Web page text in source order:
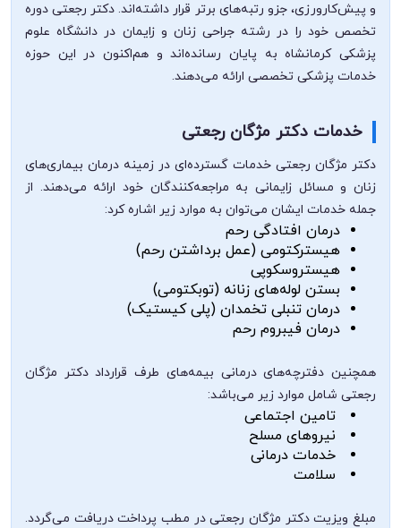
و پیش‌کارورزی، جزو رتبه‌های برتر قرار داشته‌اند. دکتر رجعتی دوره
تخصص خود را در رشته جراحی زنان و زایمان در دانشگاه علوم
پزشکی کرمانشاه به پایان رسانده‌اند و هم‌اکنون در این حوزه
خدمات پزشکی تخصصی ارائه می‌دهند.
خدمات دکتر مژگان رجعتی
دکتر مژگان رجعتی خدمات گسترده‌ای در زمینه درمان بیماری‌های
زنان و مسائل زایمانی به مراجعه‌کنندگان خود ارائه می‌دهند. از
جمله خدمات ایشان می‌توان به موارد زیر اشاره کرد:
درمان افتادگی رحم
هیسترکتومی (عمل برداشتن رحم)
هیستروسکوپی
بستن لوله‌های زنانه (توبکتومی)
درمان تنبلی تخمدان (پلی کیستیک)
درمان فیبروم رحم
همچنین دفترچه‌های درمانی بیمه‌های طرف قرارداد دکتر مژگان
رجعتی شامل موارد زیر می‌باشد:
تامین اجتماعی
نیروهای مسلح
خدمات درمانی
سلامت
مبلغ ویزیت دکتر مژگان رجعتی در مطب پرداخت دریافت می‌گردد.